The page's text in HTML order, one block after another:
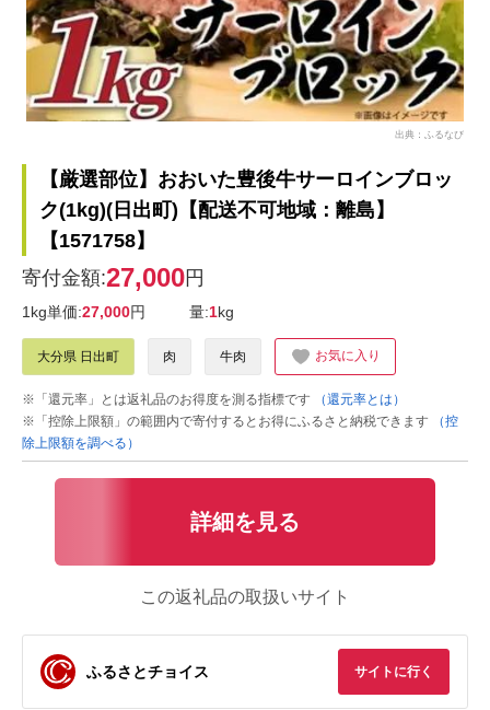
出典：ふるなび
【厳選部位】おおいた豊後牛サーロインブロッ
ク(1kg)(日出町)【配送不可地域：離島】
【1571758】
寄付金額:27,000円
1kg単価:27,000円 量:1kg
大分県 日出町 肉 牛肉 お気に入り
※「還元率」とは返礼品のお得度を測る指標です
（還元率とは）
※「控除上限額」の範囲内で寄付するとお得にふるさと納税できます
（控
除上限額を調べる）
詳細を見る
この返礼品の取扱いサイト
ふるさとチョイス サイトに行く